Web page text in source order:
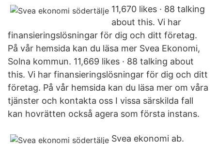
11,670 likes · 88 talking
about this. Vi har
finansieringslösningar för dig och ditt företag.
På vår hemsida kan du läsa mer Svea Ekonomi,
Solna kommun. 11,669 likes · 88 talking about
this. Vi har finansieringslösningar för dig och ditt
företag. På vår hemsida kan du läsa mer om våra
tjänster och kontakta oss I vissa särskilda fall
kan hovrätten också agera som första instans.
Svea ekonomi ab.